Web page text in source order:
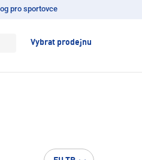
pro sportovce
Vybrat prodejnu